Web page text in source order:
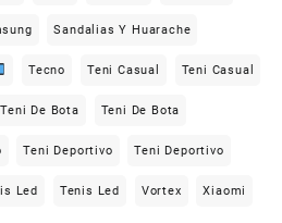
Sandalias Y Huarache
Tecno Teni Casual Teni Casual
Teni De Bota Teni De Bota
Teni Deportivo Teni Deportivo
Led Tenis Led Vortex Xiaomi